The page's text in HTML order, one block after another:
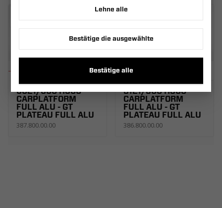
BORDWÄNDE ALU
6021/600 H300
CARPLATFORM
FULL ALU - GT
PLATEAU FULL ALU
387.800.00.00
BORDWÄNDE ALU
5121/500 H300
CARPLATFORM
FULL ALU - GT
PLATEAU FULL ALU
386.800.00.00
Lehne alle
Bestätige die ausgewählte
Bestätige alle